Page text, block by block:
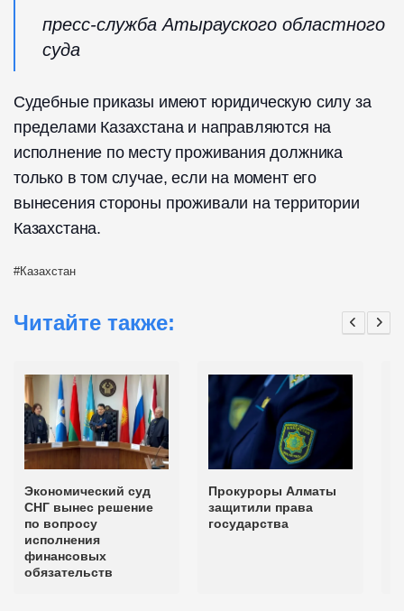
пресс-служба Атырауского областного
суда
Судебные приказы имеют юридическую силу за
пределами Казахстана и направляются на
исполнение по месту проживания должника
только в том случае, если на момент его
вынесения стороны проживали на территории
Казахстана.
Казахстан
Читайте также:
Экономический суд
СНГ вынес решение
по вопросу
исполнения
финансовых
обязательств
Прокуроры Алматы
защитили права
государства